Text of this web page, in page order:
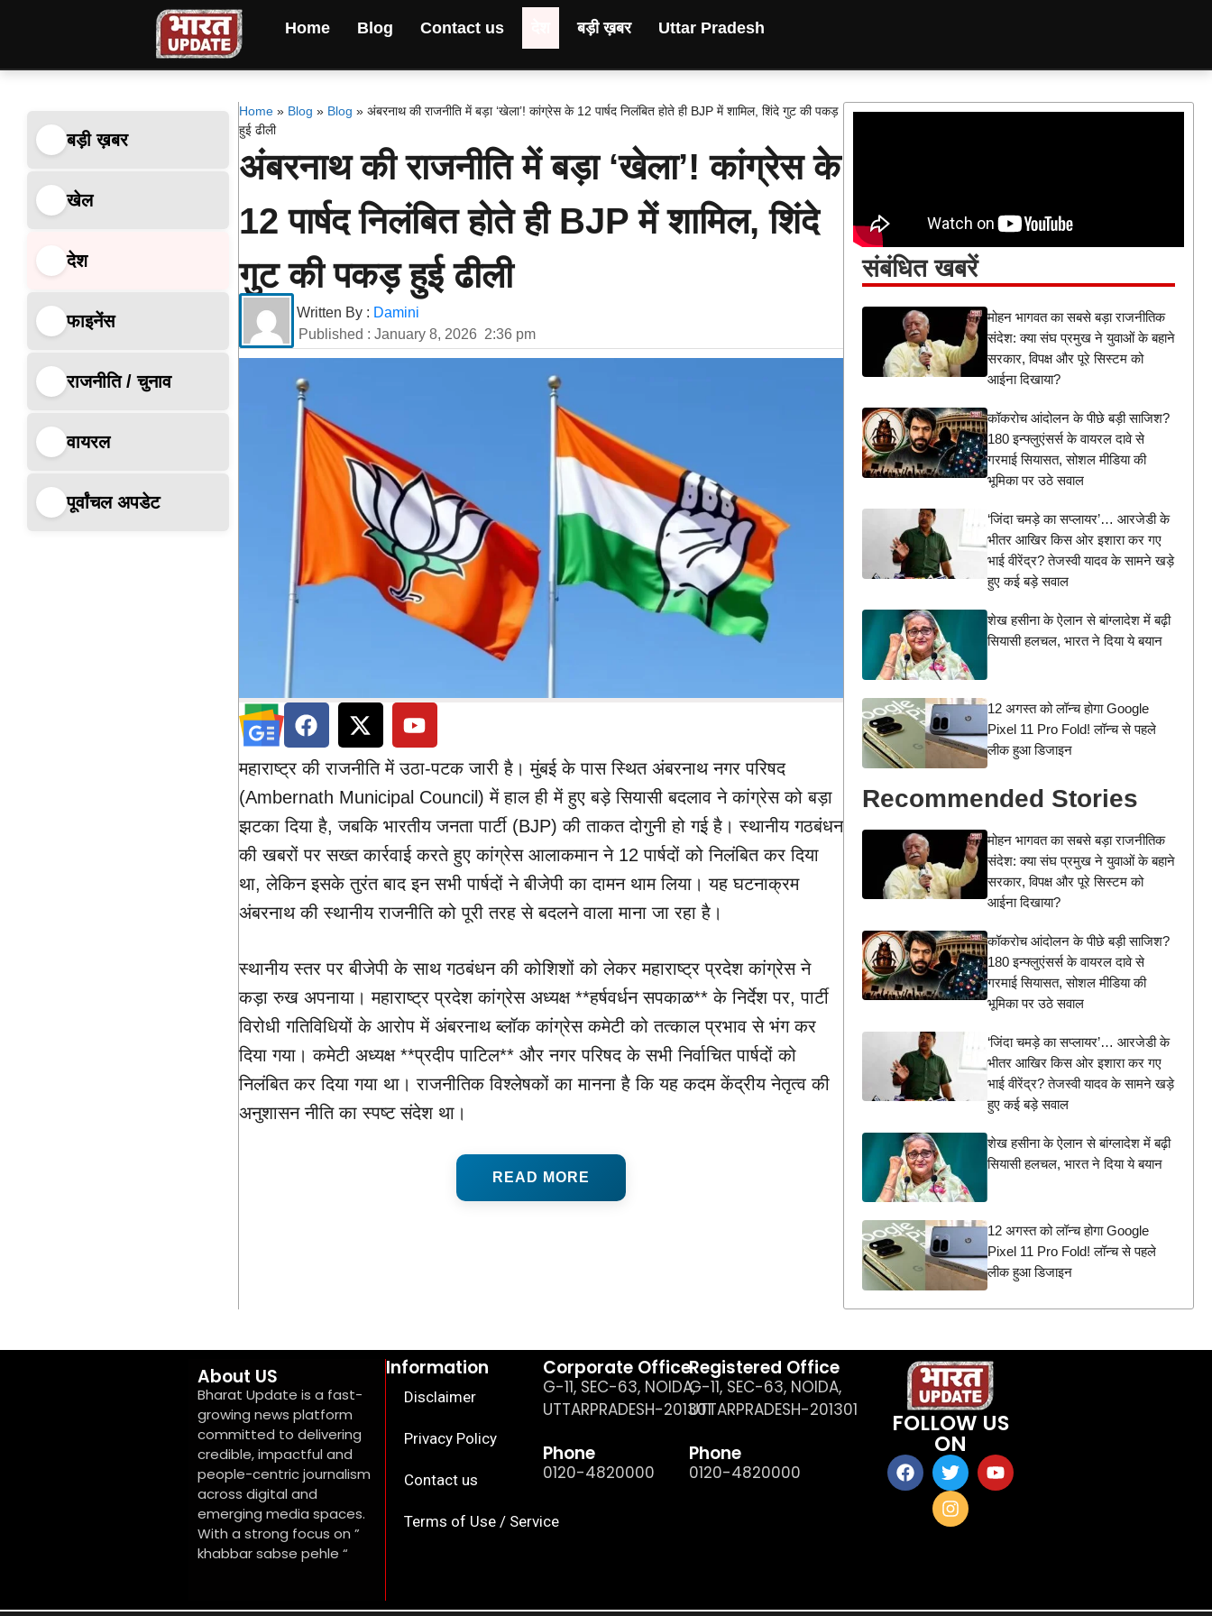
Home Blog Contact us बड़ी ख़बर Uttar Pradesh
बड़ी ख़बर
खेल
देश
फाइनेंस
राजनीति / चुनाव
वायरल
पूर्वांचल अपडेट
Home» Blog » Blog » अंबरनाथ की राजनीति में बड़ा ‘खेला’! कांग्रेस के 12 पार्षद निलंबित होते ही BJP में शामिल, शिंदे गुट की पकड़
हुई ढीली
अंबरनाथ की राजनीति में बड़ा ‘खेला’! कांग्रेस के
12 पार्षद निलंबित होते ही BJP में शामिल, शिंदे
गुट की पकड़ हुई ढीली
Written By : Damini
Published :January 8, 2026 2:36 pm
महाराष्ट्र की राजनीति में उठा-पटक जारी है। मुंबई के पास स्थित अंबरनाथ नगर परिषद
(Ambernath Municipal Council) में हाल ही में हुए बड़े सियासी बदलाव ने कांग्रेस को बड़ा
झटका दिया है, जबकि भारतीय जनता पार्टी (BJP) की ताकत दोगुनी हो गई है। स्थानीय गठबंधन
की खबरों पर सख्त कार्रवाई करते हुए कांग्रेस आलाकमान ने 12 पार्षदों को निलंबित कर दिया
था, लेकिन इसके तुरंत बाद इन सभी पार्षदों ने बीजेपी का दामन थाम लिया। यह घटनाक्रम
अंबरनाथ की स्थानीय राजनीति को पूरी तरह से बदलने वाला माना जा रहा है।
स्थानीय स्तर पर बीजेपी के साथ गठबंधन की कोशिशों को लेकर महाराष्ट्र प्रदेश कांग्रेस ने
कड़ा रुख अपनाया। महाराष्ट्र प्रदेश कांग्रेस अध्यक्ष **हर्षवर्धन सपकाळ** के निर्देश पर, पार्टी
विरोधी गतिविधियों के आरोप में अंबरनाथ ब्लॉक कांग्रेस कमेटी को तत्काल प्रभाव से भंग कर
दिया गया। कमेटी अध्यक्ष **प्रदीप पाटिल** और नगर परिषद के सभी निर्वाचित पार्षदों को
निलंबित कर दिया गया था। राजनीतिक विश्लेषकों का मानना ​​है कि यह कदम केंद्रीय नेतृत्व की
अनुशासन नीति का स्पष्ट संदेश था।
READ MORE
संबंधित खबरें
मोहन भागवत का सबसे बड़ा राजनीतिक
संदेश: क्या संघ प्रमुख ने युवाओं के बहाने
सरकार, विपक्ष और पूरे सिस्टम को
आईना दिखाया?
कॉकरोच आंदोलन के पीछे बड़ी साजिश?
180 इन्फ्लुएंसर्स के वायरल दावे से
गरमाई सियासत, सोशल मीडिया की
भूमिका पर उठे सवाल
‘जिंदा चमड़े का सप्लायर’… आरजेडी के
भीतर आखिर किस ओर इशारा कर गए
भाई वीरेंद्र? तेजस्वी यादव के सामने खड़े
हुए कई बड़े सवाल
शेख हसीना के ऐलान से बांग्लादेश में बढ़ी
सियासी हलचल, भारत ने दिया ये बयान
12 अगस्त को लॉन्च होगा Google
Pixel 11 Pro Fold! लॉन्च से पहले
लीक हुआ डिजाइन
Recommended Stories
मोहन भागवत का सबसे बड़ा राजनीतिक
संदेश: क्या संघ प्रमुख ने युवाओं के बहाने
सरकार, विपक्ष और पूरे सिस्टम को
आईना दिखाया?
कॉकरोच आंदोलन के पीछे बड़ी साजिश?
180 इन्फ्लुएंसर्स के वायरल दावे से
गरमाई सियासत, सोशल मीडिया की
भूमिका पर उठे सवाल
‘जिंदा चमड़े का सप्लायर’… आरजेडी के
भीतर आखिर किस ओर इशारा कर गए
भाई वीरेंद्र? तेजस्वी यादव के सामने खड़े
हुए कई बड़े सवाल
शेख हसीना के ऐलान से बांग्लादेश में बढ़ी
सियासी हलचल, भारत ने दिया ये बयान
12 अगस्त को लॉन्च होगा Google
Pixel 11 Pro Fold! लॉन्च से पहले
लीक हुआ डिजाइन
About US
Bharat Update is a fast-
growing news platform
committed to delivering
credible, impactful and
people-centric journalism
across digital and
emerging media spaces.
With a strong focus on ”
khabbar sabse pehle “
Information
Disclaimer
Privacy Policy
Contact us
Terms of Use / Service
Corporate Office
G-11, SEC-63, NOIDA,
UTTARPRADESH-201301
Phone
0120-4820000
Registered Office
G-11, SEC-63, NOIDA,
UTTARPRADESH-201301
Phone
0120-4820000
FOLLOW US
ON